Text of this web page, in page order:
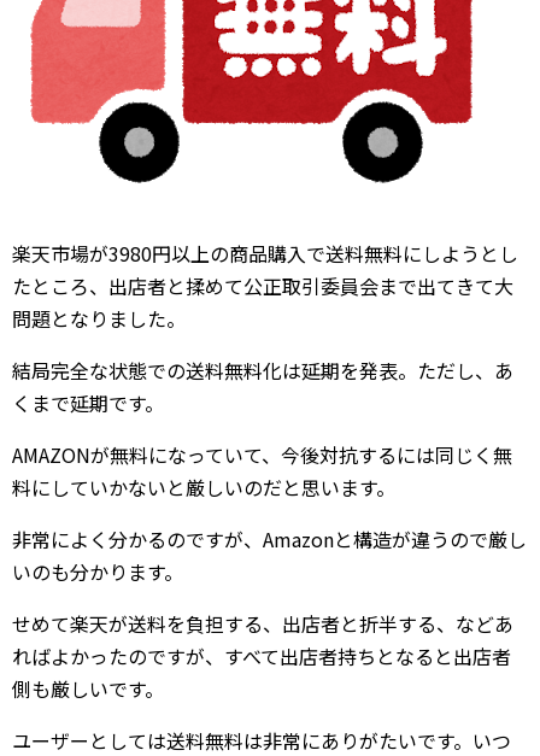
楽天市場が3980円以上の商品購入で送料無料にしようとし
たところ、出店者と揉めて公正取引委員会まで出てきて大
問題となりました。
結局完全な状態での送料無料化は延期を発表。ただし、あ
くまで延期です。
AMAZONが無料になっていて、今後対抗するには同じく無
料にしていかないと厳しいのだと思います。
非常によく分かるのですが、Amazonと構造が違うので厳し
いのも分かります。
せめて楽天が送料を負担する、出店者と折半する、などあ
ればよかったのですが、すべて出店者持ちとなると出店者
側も厳しいです。
ユーザーとしては送料無料は非常にありがたいです。いつ